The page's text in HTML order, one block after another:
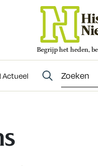
Begrijp het heden,
Actueel
Evenementen